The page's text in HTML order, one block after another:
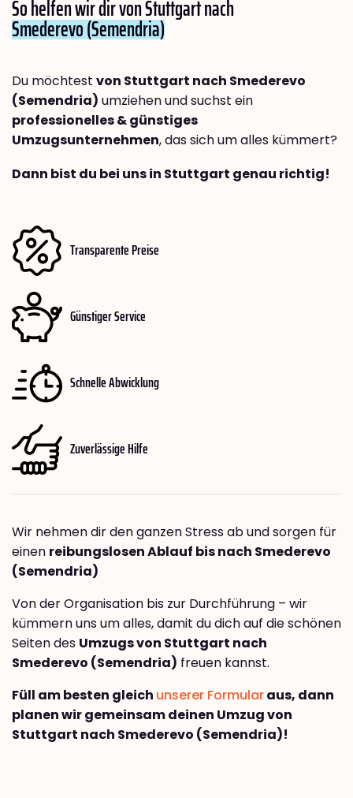
So helfen wir dir von Stuttgart nach
Smederevo (Semendria)
Du möchtest von Stuttgart nach Smederevo
(Semendria) umziehen und suchst ein
professionelles & günstiges
Umzugsunternehmen, das sich um alles kümmert?
Dann bist du bei uns in Stuttgart genau richtig!
Transparente Preise
Günstiger Service
Schnelle Abwicklung
Zuverlässige Hilfe
Wir nehmen dir den ganzen Stress ab und sorgen für
einen reibungslosen Ablauf bis nach Smederevo
(Semendria)
Von der Organisation bis zur Durchführung – wir
kümmern uns um alles, damit du dich auf die schönen
Seiten des Umzugs von Stuttgart nach
Smederevo (Semendria) freuen kannst.
Füll am besten gleich unserer Formularaus, dann
planen wir gemeinsam deinen Umzug von
Stuttgart nach Smederevo (Semendria)!